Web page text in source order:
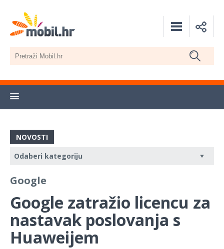
NOVOSTI
Google
Google zatražio licencu za
nastavak poslovanja s
Huaweijem